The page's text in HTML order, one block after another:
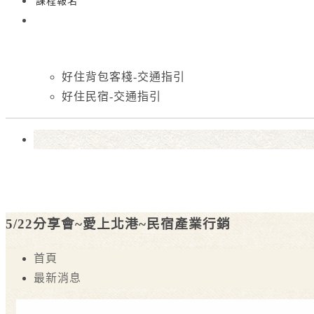
好住背包客棧-交通指引
好住民宿-交通指引
5/22分享會~愛上北港~民宿產業行銷
首頁
最新消息